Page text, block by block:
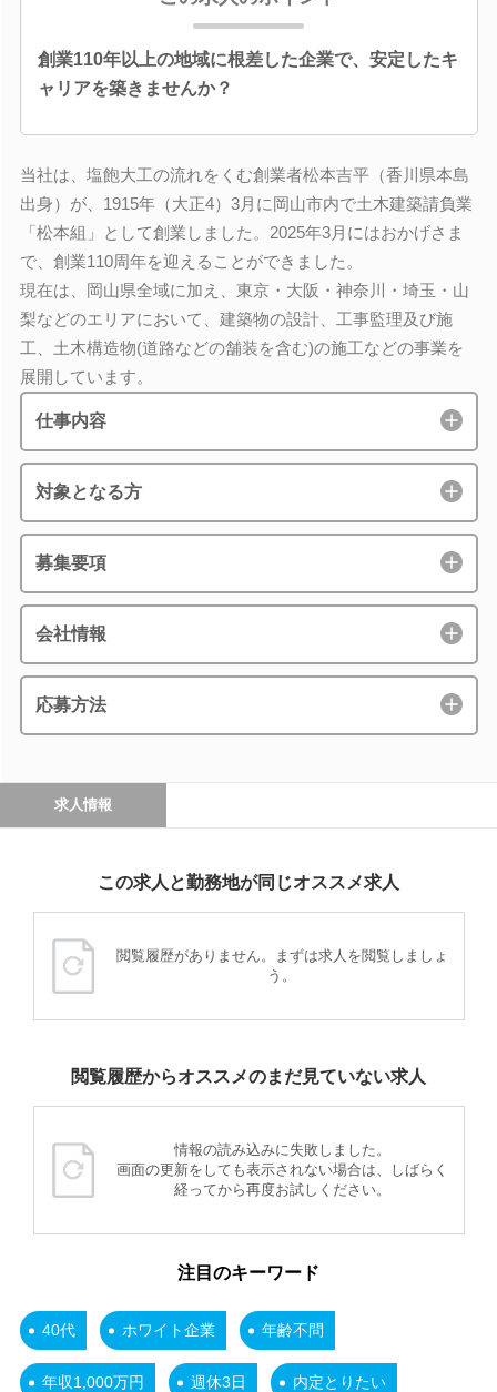
創業110年以上の地域に根差した企業で、安定したキ
ャリアを築きませんか？
当社は、塩飽大工の流れをくむ創業者松本吉平（香川県本島
出身）が、1915年（大正4）3月に岡山市内で土木建築請負業
「松本組」として創業しました。2025年3月にはおかげさま
で、創業110周年を迎えることができました。
現在は、岡山県全域に加え、東京・大阪・神奈川・埼玉・山
梨などのエリアにおいて、建築物の設計、工事監理及び施
工、土木構造物(道路などの舗装を含む)の施工などの事業を
展開しています。
仕事内容
対象となる方
募集要項
会社情報
応募方法
求人情報
この求人と勤務地が同じオススメ求人
閲覧履歴がありません。まずは求人を閲覧しましょ
う。
閲覧履歴からオススメのまだ見ていない求人
情報の読み込みに失敗しました。
画面の更新をしても表示されない場合は、しばらく
経ってから再度お試しください。
注目のキーワード
40代 ホワイト企業 年齢不問
年収1,000万円 週休3日 内定とりたい